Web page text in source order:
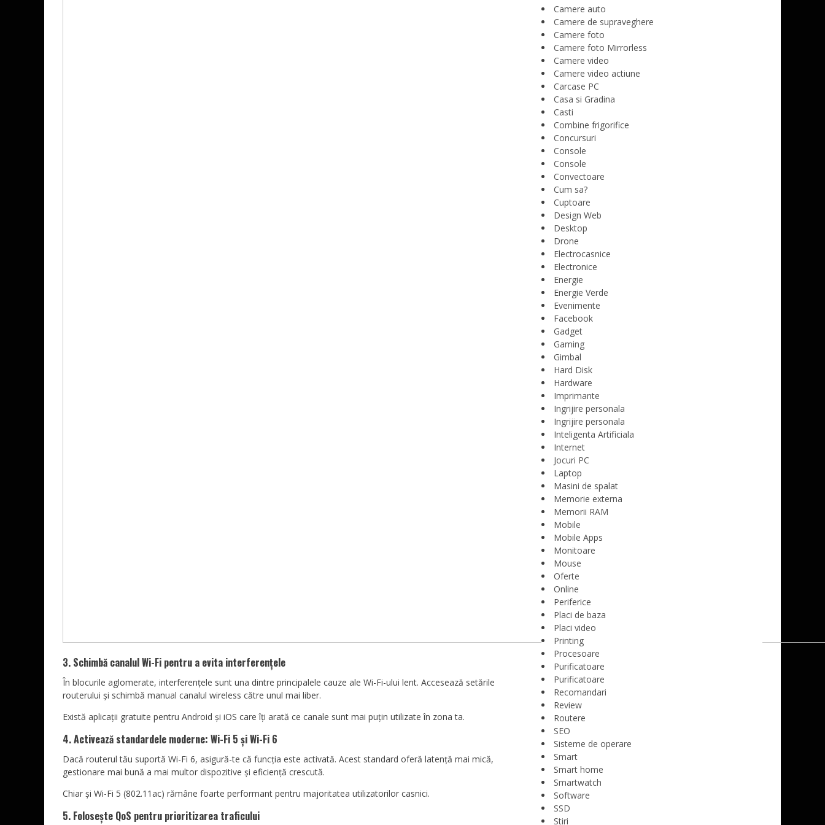
3. Schimbă canalul Wi-Fi pentru a evita interferențele
În blocurile aglomerate, interferențele sunt una dintre principalele cauze ale Wi-Fi-ului lent. Accesează setările
routerului și schimbă manual canalul wireless către unul mai liber.
Există aplicații gratuite pentru Android și iOS care îți arată ce canale sunt mai puțin utilizate în zona ta.
4. Activează standardele moderne: Wi-Fi 5 și Wi-Fi 6
Dacă routerul tău suportă Wi-Fi 6, asigură-te că funcția este activată. Acest standard oferă latență mai mică,
gestionare mai bună a mai multor dispozitive și eficiență crescută.
Chiar și Wi-Fi 5 (802.11ac) rămâne foarte performant pentru majoritatea utilizatorilor casnici.
5. Folosește QoS pentru prioritizarea traficului
Camere auto
Camere de supraveghere
Camere foto
Camere foto Mirrorless
Camere video
Camere video actiune
Carcase PC
Casa si Gradina
Casti
Combine frigorifice
Concursuri
Console
Console
Convectoare
Cum sa?
Cuptoare
Design Web
Desktop
Drone
Electrocasnice
Electronice
Energie
Energie Verde
Evenimente
Facebook
Gadget
Gaming
Gimbal
Hard Disk
Hardware
Imprimante
Ingrijire personala
Ingrijire personala
Inteligenta Artificiala
Internet
Jocuri PC
Laptop
Masini de spalat
Memorie externa
Memorii RAM
Mobile
Mobile Apps
Monitoare
Mouse
Oferte
Online
Periferice
Placi de baza
Placi video
Printing
Procesoare
Purificatoare
Purificatoare
Recomandari
Review
Routere
SEO
Sisteme de operare
Smart
Smart home
Smartwatch
Software
SSD
Stiri